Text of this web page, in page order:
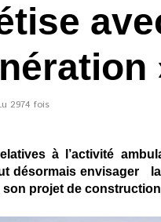
2974 fois
à l’activité
désormais envisager
projet de